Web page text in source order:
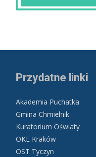
Przydatne linki
Akademia Puchatka
Gmina Chmielnik
Kuratorium Oświaty
OKE Kraków
OST Tyczyn